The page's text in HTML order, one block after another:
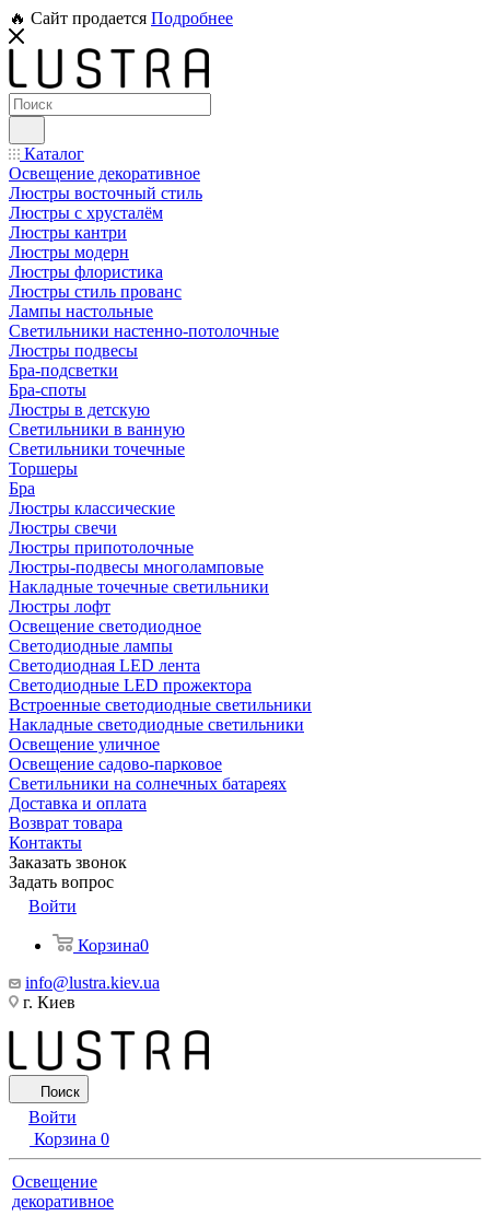
🔥 Сайт продается Подробнее
Каталог
Освещение декоративное
Люстры восточный стиль
Люстры с хрусталём
Люстры кантри
Люстры модерн
Люстры флористика
Люстры стиль прованс
Лампы настольные
Светильники настенно-потолочные
Люстры подвесы
Бра-подсветки
Бра-споты
Люстры в детскую
Светильники в ванную
Светильники точечные
Торшеры
Бра
Люстры классические
Люстры свечи
Люстры припотолочные
Люстры-подвесы многоламповые
Накладные точечные светильники
Люстры лофт
Освещение светодиодное
Светодиодные лампы
Светодиодная LED лента
Светодиодные LED прожектора
Встроенные светодиодные светильники
Накладные светодиодные светильники
Освещение уличное
Освещение садово-парковое
Светильники на солнечных батареях
Доставка и оплата
Возврат товара
Контакты
Заказать звонок
Задать вопрос
Войти
Корзина0
info@lustra.kiev.ua
г. Киев
Поиск
Войти
Корзина 0
Освещение
декоративное